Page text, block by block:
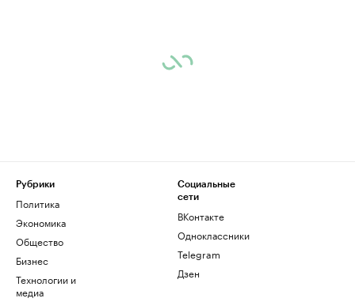
Рубрики
Политика
Экономика
Общество
Бизнес
Технологии и
медиа
Социальные
сети
ВКонтакте
Одноклассники
Telegram
Дзен